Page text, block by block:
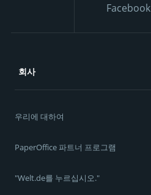
Facebook
회사
우리에 대하여
PaperOffice 파트너 프로그램
"Welt.de를 누르십시오."